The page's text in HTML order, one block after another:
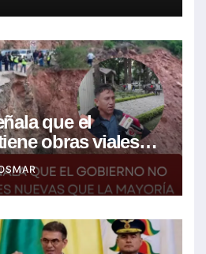
que el
obras viales
mayoría son de la